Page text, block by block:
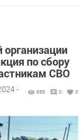
по сбору
СВО
-
888 0 0